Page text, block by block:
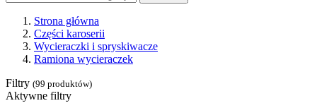
Strona główna
Części karoserii
Wycieraczki i spryskiwacze
Ramiona wycieraczek
Filtry (99 produktów)
Aktywne filtry